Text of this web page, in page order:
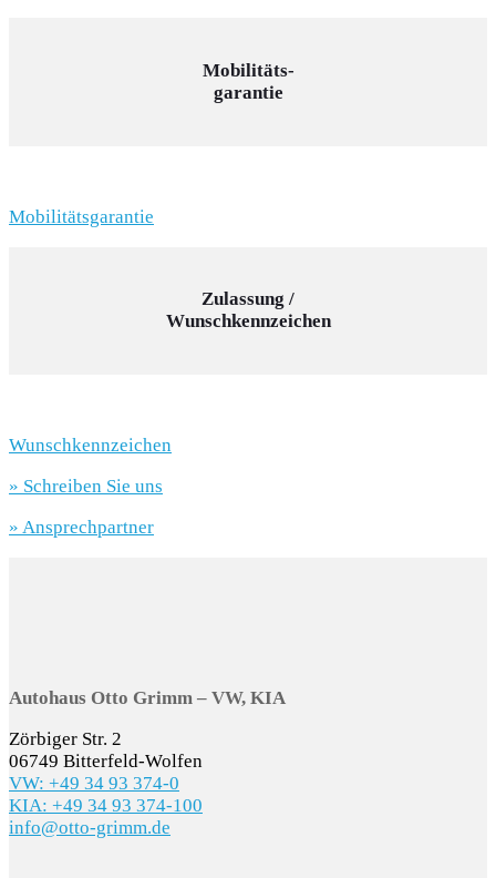
Mobilitäts-
garantie
Mobilitätsgarantie
Zulassung /
Wunschkennzeichen
Wunschkennzeichen
» Schreiben Sie uns
» Ansprechpartner
Autohaus Otto Grimm – VW, KIA
Zörbiger Str. 2
06749 Bitterfeld-Wolfen
VW: +49 34 93 374-0
KIA: +49 34 93 374-100
info@otto-grimm.de